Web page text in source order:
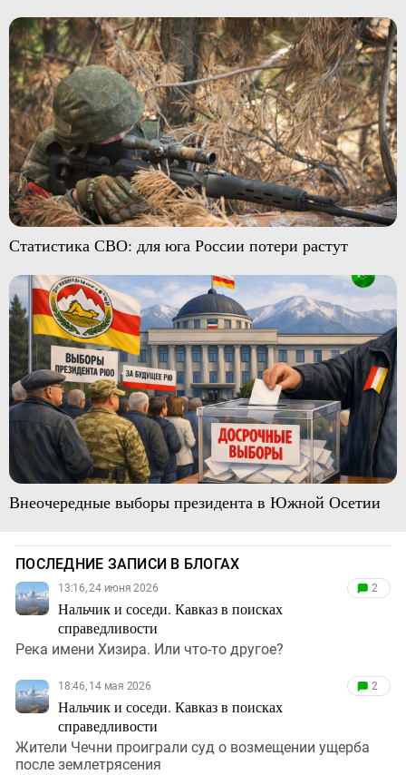
Статистика СВО: для юга России потери растут
Внеочередные выборы президента в Южной Осетии
ПОСЛЕДНИЕ ЗАПИСИ В БЛОГАХ
13:16, 24 июня 2026
Нальчик и соседи. Кавказ в поисках
справедливости
2
Река имени Хизира. Или что-то другое?
18:46, 14 мая 2026
Нальчик и соседи. Кавказ в поисках
справедливости
2
Жители Чечни проиграли суд о возмещении ущерба
после землетрясения